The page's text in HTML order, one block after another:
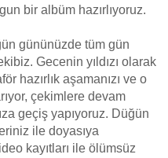
bir albüm hazırlıyoruz.
gününüzde tüm gün
Gecenin yıldızı olarak
hazırlık aşamanızı ve o
çekimlere devam
geçiş yapıyoruz. Düğün
ile doyasıya
kayıtları ile ölümsüz